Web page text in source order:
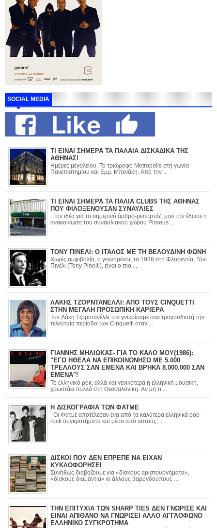
SOCIAL MEDIA
ΤΙ ΕΙΝΑΙ ΣΗΜΕΡΑ ΤΑ ΠΑΛΑΙΑ ΔΙΣΚΑΔΙΚΑ ΤΗΣ
ΑΘΗΝΑΣ!
Ημέρες μεγαλείου. Το τριώροφο Metropolis στη γωνία
Πανεπιστημίου και Εμμ. Μπενάκη. Από την ...
ΤΙ ΕΙΝΑΙ ΣΗΜΕΡΑ ΤΑ ΠΑΛΙΑ CLUBS ΤΗΣ ΑΘΗΝΑΣ
ΠΟΥ ΦΙΛΟΞΕΝΟΥΣΑΝ ΣΥΝΑΥΛΙΕΣ
Την ιδέα για το σημερινό άρθρο-ρεπορτάζ, μου την έδωσε η
ανακοίνωση του συναυλιακού χώρου Piraeus ...
ΤΟΝΥ ΠΙΝΕΛΙ: Ο ΙΤΑΛΟΣ ΜΕ ΤΗ ΒΕΛΟΥΔΙΝΗ ΦΩΝΗ
Χωρίς αμφιβολία, ο γεννημένος το 1938 στη Φλορεντία, Τόνι
Πινέλι (Tony Pinelli), είναι ο πιο ...
ΛΑΚΗΣ ΤΖΟΡΝΤΑΝΕΛΛΙ: ΑΠΟ ΤΟΥΣ CINQUETTI
ΣΤΗΝ ΜΕΓΑΛΗ ΠΡΟΣΩΠΙΚΗ ΚΑΡΙΕΡΑ
Τον Λάκη Τζορντανέλλι τον γνωρίσαμε σαν τραγουδιστή την
τελευταία περίοδο των Cinquetti όταν ...
ΓΙΑΝΝΗΣ ΜΗΛΙΩΚΑΣ- ΓΙΑ ΤΟ ΚΑΛΟ ΜΟΥ(1986):
"ΕΓΩ ΗΘΕΛΑ ΝΑ ΕΠΙΚΟΙΝΩΝΗΣΩ ΜΕ 5.000
ΤΡΕΛΛΟΥΣ ΣΑΝ ΕΜΕΝΑ ΚΑΙ ΒΡΗΚΑ 8.000.000 ΣΑΝ
ΕΜΕΝΑ"!
Το ελληνικό ροκ, αλλά και γενικότερα η ελληνική μουσική,
χρωστάει πολλά στη Θεσσαλονίκη. Αν μη τι ...
Η ΔΙΣΚΟΓΡΑΦΙΑ ΤΩΝ ΦΑΤΜΕ
Οι Φατμέ αποτέλεσαν ένα από τα καλύτερα ελληνικά pop-
rock συγκροτήματα και μέσα από αυτούς ...
ΔΙΣΚΟΙ ΠΟΥ ΔΕΝ ΕΠΡΕΠΕ ΝΑ ΕΙΧΑΝ
ΚΥΚΛΟΦΟΡΗΣΕΙ
Συνήθως διαβάζουμε για «δίσκους αριστουργήματα»,
«δίσκους διαμάντια» κι άλλους βαρύγδουπους ...
ΤΗΝ ΕΠΙΤΥΧΙΑ ΤΩΝ SHARP TIES ΔΕΝ ΓΝΩΡΙΣΕ ΚΑΙ
ΕΙΝΑΙ ΑΠΙΘΑΝΟ ΝΑ ΓΝΩΡΙΣΕΙ ΑΛΛΟ ΑΓΓΛΟΦΩΝΟ
ΕΛΛΗΝΙΚΟ ΣΥΓΚΡΟΤΗΜΑ